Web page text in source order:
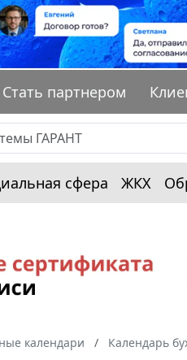
Стать партнером
сфера ЖКХ
календари Календарь